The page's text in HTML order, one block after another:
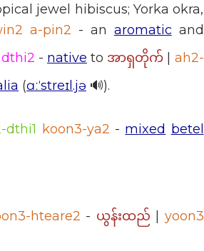
jewel hibiscus; Yorka okra,
a-pin2 - an aromaticand
dthi2 - native to အာရှတိုက် | ah2-
(ɑːˈstreɪl.jə 🔊).
dthi1 koon3-ya2 - mixed betel
hteare2 - ယွန်းထည် | yoon3